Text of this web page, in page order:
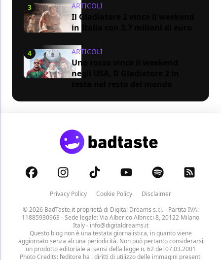
3 ARTICOLI
Il Gladiatore 2 vince il weekend
in Italia con 3.7 milioni di euro
4 ARTICOLI
Uno rosso vince il weekend
negli USA, Il Gladiatore 2 in
Privacy Policy Cookie Policy
Disclaimer
© 2026 BadTaste.it proprietà di Digital Dreams s.r.l.- Partita IVA:
11885930963 - Sede legale: Via Alberico Albricci 8, 20122 Milano
Italy - info@digitaldreams.it
Questo blog non è una testata giornalistica, in quanto viene
aggiornato senza alcuna periodicità. Non può pertanto considerarsi
un prodotto editoriale ai sensi della legge n. 62 del 07.03.2001
Photo Credits: l’editore ha i diritti di utilizzo delle immagini presenti